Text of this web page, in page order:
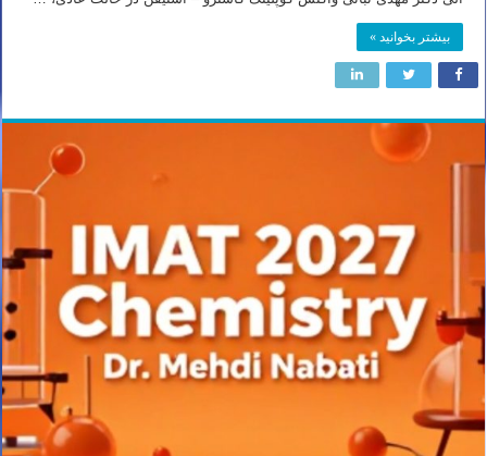
بیشتر بخوانید »